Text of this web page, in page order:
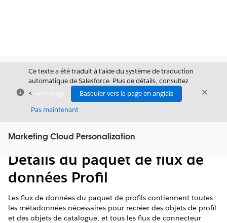
Fermer
Ce texte a été traduit à l’aide du système de traduction
automatique de Salesforce. Plus de détails, consultez
<cette page .
Basculer vers la page en anglais
Pas maintenant
Fermer
Marketing Cloud Personalization
Afficher la table des matières
Table des
matières
Détails du paquet de flux de
données Profil
Les flux de données du paquet de profils contiennent toutes
les métadonnées nécessaires pour recréer des objets de profil
et des objets de catalogue, et tous les flux de connecteur